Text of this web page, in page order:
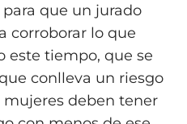
que un jurado
corroborar lo que
este tiempo, que se
conlleva un riesgo
deben tener